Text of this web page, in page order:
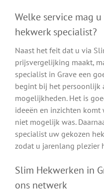
Welke service mag
hekwerk specialist?
Naast het feit dat u via
prijsvergelijking maakt,
specialist in Grave een
begint bij het persoonlijk
mogelijkheden. Het is
ideeën en inzichten
niet mogelijk was.
specialist uw gekozen
zodat u jarenlang plezier
Slim Hekwerken in
ons netwerk